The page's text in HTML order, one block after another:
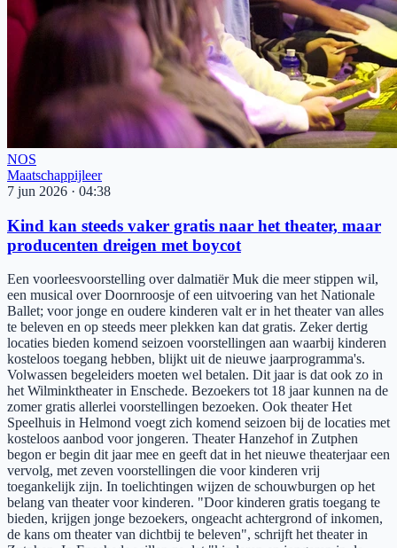
NOS
Maatschappijleer
7 jun 2026 · 04:38
Kind kan steeds vaker gratis naar het theater, maar
producenten dreigen met boycot
Een voorleesvoorstelling over dalmatiër Muk die meer stippen wil,
een musical over Doornroosje of een uitvoering van het Nationale
Ballet; voor jonge en oudere kinderen valt er in het theater van alles
te beleven en op steeds meer plekken kan dat gratis. Zeker dertig
locaties bieden komend seizoen voorstellingen aan waarbij kinderen
kosteloos toegang hebben, blijkt uit de nieuwe jaarprogramma's.
Volwassen begeleiders moeten wel betalen. Dit jaar is dat ook zo in
het Wilminktheater in Enschede. Bezoekers tot 18 jaar kunnen na de
zomer gratis allerlei voorstellingen bezoeken. Ook theater Het
Speelhuis in Helmond voegt zich komend seizoen bij de locaties met
kosteloos aanbod voor jongeren. Theater Hanzehof in Zutphen
begon er begin dit jaar mee en geeft dat in het nieuwe theaterjaar een
vervolg, met zeven voorstellingen die voor kinderen vrij
toegankelijk zijn. In toelichtingen wijzen de schouwburgen op het
belang van theater voor kinderen. "Door kinderen gratis toegang te
bieden, krijgen jonge bezoekers, ongeacht achtergrond of inkomen,
de kans om theater van dichtbij te beleven", schrijft het theater in